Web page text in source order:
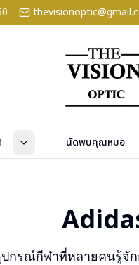
นัดพบคุณหมอ
กรณ์กีฬาที่หลายคนรู้จั